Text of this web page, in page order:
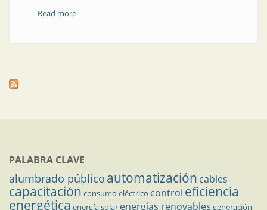
Read moreabout Opciones de señalización inteligente en la
PALABRA CLAVE
alumbrado público automatización cables
capacitación consumo eléctrico control eficiencia
energética energía solar energías renovables generación